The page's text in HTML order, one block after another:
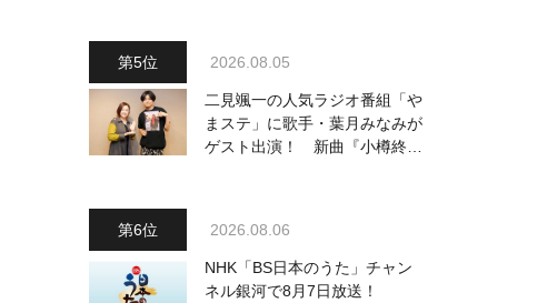
2026.08.05
二見颯一の人気ラジオ番組「や
まステ」に歌手・葉月みなみが
ゲスト出演！ 新曲『小樽終着
2026.08.06
NHK「BS日本のうた」チャン
ネル銀河で8月7日放送！